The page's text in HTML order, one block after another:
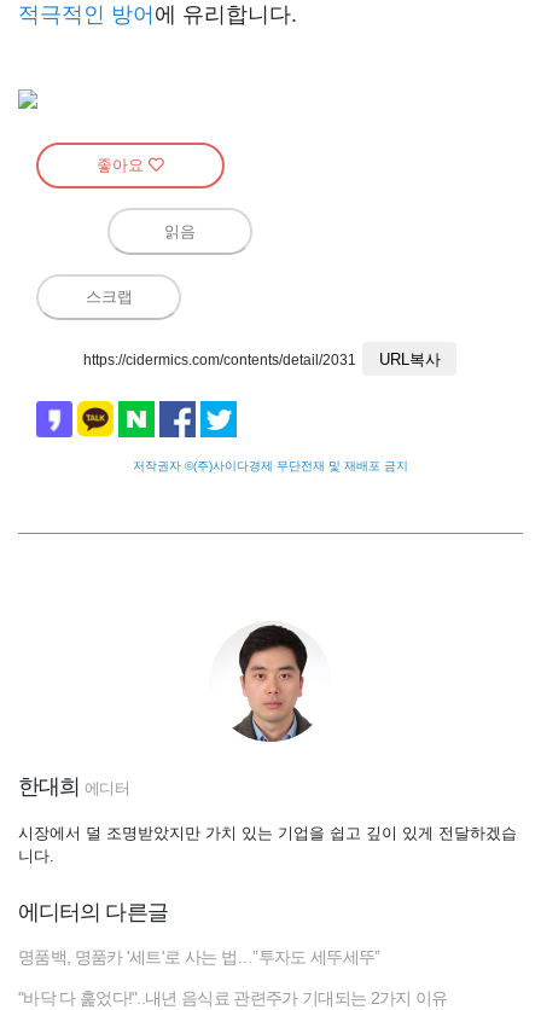
적극적인 방어 에 유리합니다.
좋아요
읽음
스크랩
https://cidermics.com/contents/detail/2031 URL복사
저작권자 ©(주)사이다경제 무단전재 및 재배포 금지
한대희 에디터
시장에서 덜 조명받았지만 가치 있는 기업을 쉽고 깊이 있게 전달하겠습
니다.
에디터의 다른글
명품백, 명품카 '세트'로 사는 법…”투자도 세뚜세뚜”
"바닥 다 훑었다!"..내년 음식료 관련주가 기대되는 2가지 이유